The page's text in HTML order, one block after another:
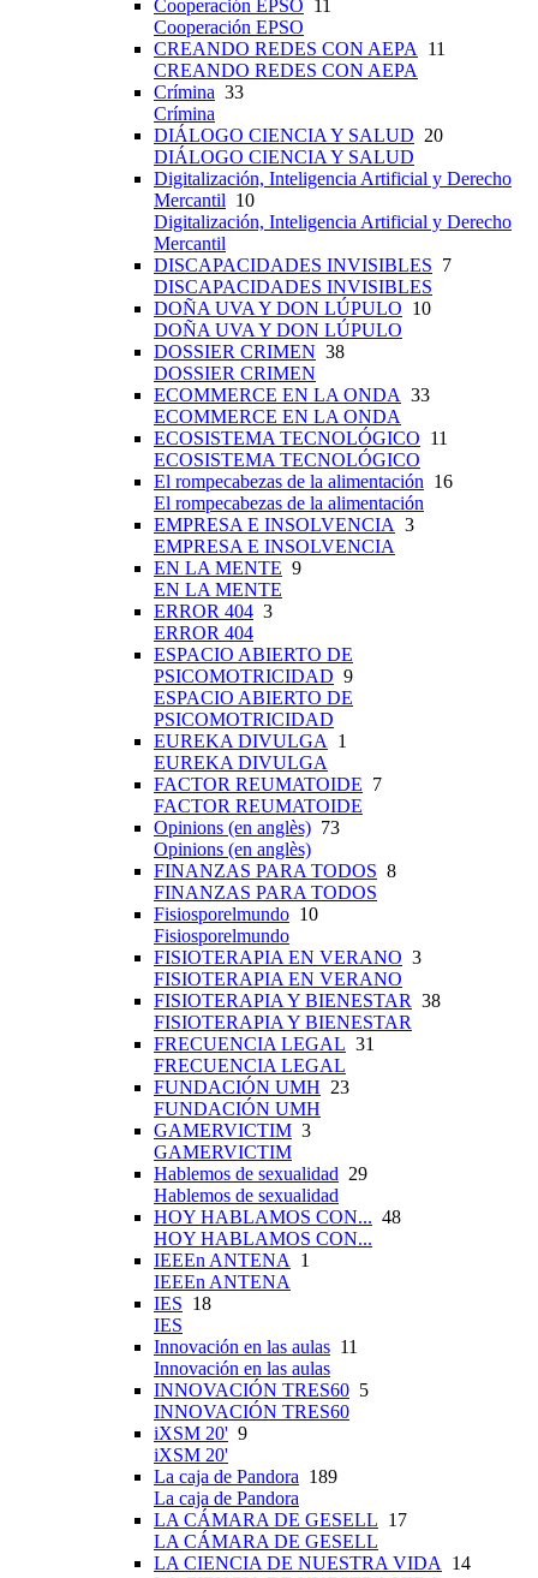
Cooperación EPSO 11
Cooperación EPSO
CREANDO REDES CON AEPA 11
CREANDO REDES CON AEPA
Crímina 33
Crímina
DIÁLOGO CIENCIA Y SALUD 20
DIÁLOGO CIENCIA Y SALUD
Digitalización, Inteligencia Artificial y Derecho
Mercantil 10
Digitalización, Inteligencia Artificial y Derecho
Mercantil
DISCAPACIDADES INVISIBLES 7
DISCAPACIDADES INVISIBLES
DOÑA UVA Y DON LÚPULO 10
DOÑA UVA Y DON LÚPULO
DOSSIER CRIMEN 38
DOSSIER CRIMEN
ECOMMERCE EN LA ONDA 33
ECOMMERCE EN LA ONDA
ECOSISTEMA TECNOLÓGICO 11
ECOSISTEMA TECNOLÓGICO
El rompecabezas de la alimentación 16
El rompecabezas de la alimentación
EMPRESA E INSOLVENCIA 3
EMPRESA E INSOLVENCIA
EN LA MENTE 9
EN LA MENTE
ERROR 404 3
ERROR 404
ESPACIO ABIERTO DE
PSICOMOTRICIDAD 9
ESPACIO ABIERTO DE
PSICOMOTRICIDAD
EUREKA DIVULGA 1
EUREKA DIVULGA
FACTOR REUMATOIDE 7
FACTOR REUMATOIDE
Opinions (en anglès) 73
Opinions (en anglès)
FINANZAS PARA TODOS 8
FINANZAS PARA TODOS
Fisiosporelmundo 10
Fisiosporelmundo
FISIOTERAPIA EN VERANO 3
FISIOTERAPIA EN VERANO
FISIOTERAPIA Y BIENESTAR 38
FISIOTERAPIA Y BIENESTAR
FRECUENCIA LEGAL 31
FRECUENCIA LEGAL
FUNDACIÓN UMH 23
FUNDACIÓN UMH
GAMERVICTIM 3
GAMERVICTIM
Hablemos de sexualidad 29
Hablemos de sexualidad
HOY HABLAMOS CON... 48
HOY HABLAMOS CON...
IEEEn ANTENA 1
IEEEn ANTENA
IES 18
IES
Innovación en las aulas 11
Innovación en las aulas
INNOVACIÓN TRES60 5
INNOVACIÓN TRES60
iXSM 20' 9
iXSM 20'
La caja de Pandora 189
La caja de Pandora
LA CÁMARA DE GESELL 17
LA CÁMARA DE GESELL
LA CIENCIA DE NUESTRA VIDA 14